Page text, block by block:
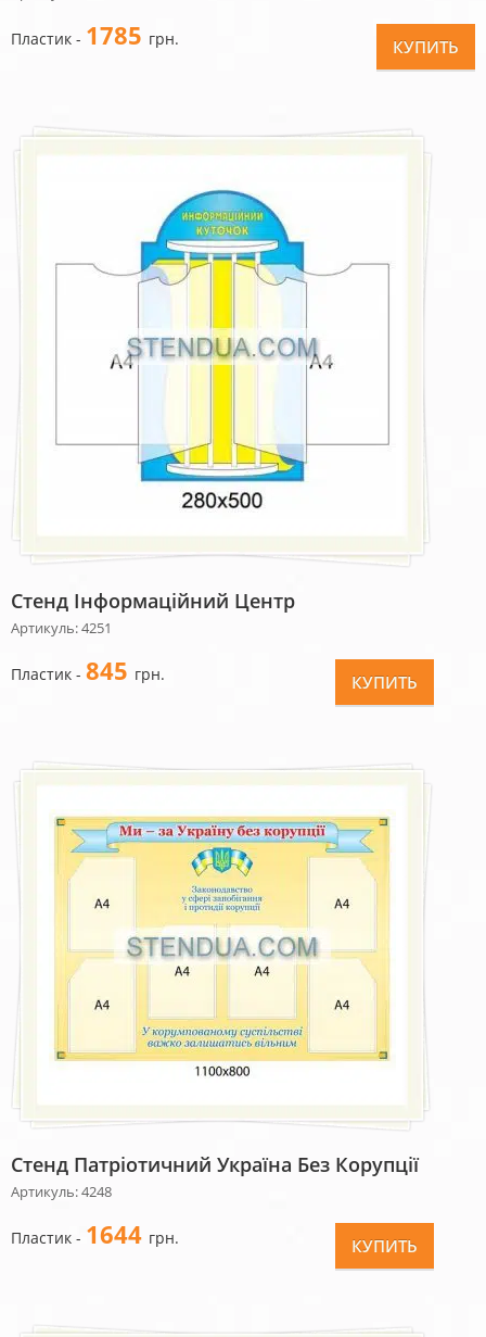
Пластик - 1785 грн. КУПИТЬ
Стенд Інформаційний Центр
Артикуль: 4251
Пластик - 845 грн. КУПИТЬ
Стенд Патріотичний Україна Без Корупції
Артикуль: 4248
Пластик - 1644 грн. КУПИТЬ